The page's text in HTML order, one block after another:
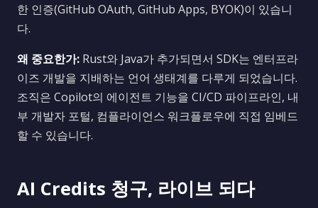
한 인증(GitHub OAuth, GitHub Apps, BYOK)이 있습니
다.
왜 중요한가: Rust와 Java가 추가되면서 SDK는 엔터프라
이즈 개발을 지배하는 언어 생태계를 다루게 되었습니다.
조직은 Copilot의 에이전트 기능을 CI/CD 파이프라인, 내
부 개발자 포털, 컴플라이언스 워크플로우에 직접 임베드
할 수 있습니다.
AI Credits 청구, 라이브 되다